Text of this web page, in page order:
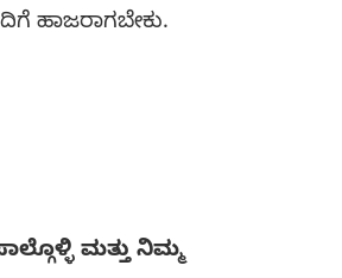
ಹಾಜರಾಗಬೇಕು.
ಮತ್ತು ನಿಮ್ಮ